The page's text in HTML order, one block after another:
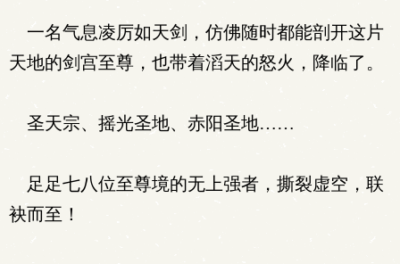
一名气息凌厉如天剑，仿佛随时都能剖开这片
天地的剑宫至尊，也带着滔天的怒火，降临了。
圣天宗、摇光圣地、赤阳圣地……
足足七八位至尊境的无上强者，撕裂虚空，联
袂而至！